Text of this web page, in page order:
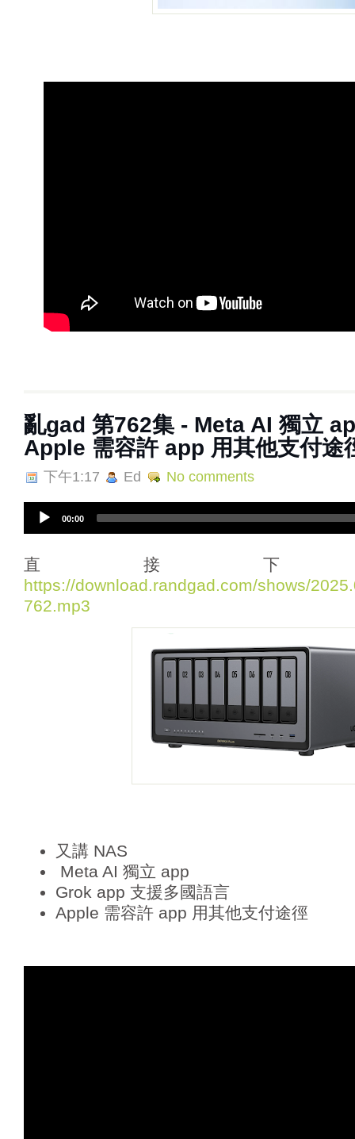
亂‌‌‌gad‌‌‌ ‌‌‌‌‌第762集 - Meta AI 獨立
Apple 需容許 app 用其他支付途
下午1:17 Ed No comments
i
o
P
l
00:00
直接
https://download.randgad.com/shows/
762.mp3
又講 NAS
Meta AI 獨立 app
Grok app 支援多國語言
Apple 需容許 app 用其他支付途徑